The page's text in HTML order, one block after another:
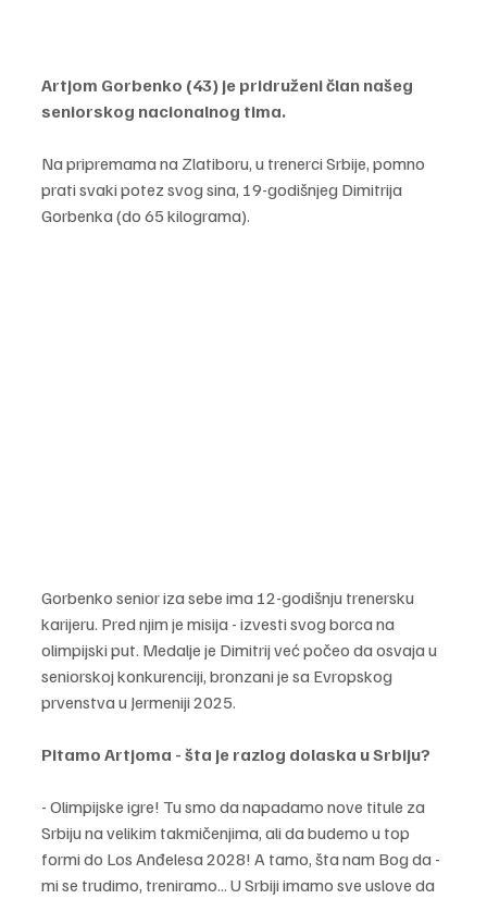
Artjom Gorbenko (43) je pridruženi član našeg
seniorskog nacionalnog tima.
Na pripremama na Zlatiboru, u trenerci Srbije, pomno
prati svaki potez svog sina, 19-godišnjeg Dimitrija
Gorbenka (do 65 kilograma).
Gorbenko senior iza sebe ima 12-godišnju trenersku
karijeru. Pred njim je misija - izvesti svog borca na
olimpijski put. Medalje je Dimitrij već počeo da osvaja u
seniorskoj konkurenciji, bronzani je sa Evropskog
prvenstva u Jermeniji 2025.
Pitamo Artjoma - šta je razlog dolaska u Srbiju?
- Olimpijske igre! Tu smo da napadamo nove titule za
Srbiju na velikim takmičenjima, ali da budemo u top
formi do Los Anđelesa 2028! A tamo, šta nam Bog da -
mi se trudimo, treniramo... U Srbiji imamo sve uslove da